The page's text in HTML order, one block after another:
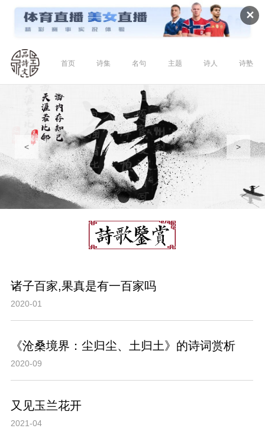
✕
首页 诗集 名句 主题 诗人 诗塾
< >
诸子百家,果真是有一百家吗
2020-01
《沧桑境界：尘归尘、土归土》的诗词赏析
2020-09
又见玉兰花开
2021-04